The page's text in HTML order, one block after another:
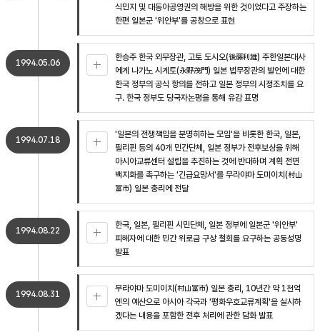
식민지 및 대동아공영권의 해방을 위한 것이었다고 주장하는
한편 일본군 '위안부'를 공창으로 표현
1994.05.06
한승주 한국 외무장관, 고토 도시오(後藤利雄) 주한일본대사
에게 나가노 시게토(永野茂門) 일본 법무장관의 발언에 대한
한국 정부의 공식 항의를 전하고 일본 정부의 시정조치를 요
구. 한국 정부도 당국자논평을 통해 유감 표명
1994.07.18
'일본의 전쟁책임을 분명히하는 모임'을 비롯한 한국, 일본,
필리핀 등의 40개 민간단체, 일본 정부가 전후보상을 위해
아시아교류센터 설립을 추진하는 것에 반대하며 계획 전면
백지화를 촉구하는 '긴급요망서'를 무라야마 도미이치(村山
富市) 일본 총리에 전달
1994.08.22
한국, 일본, 필리핀 시민단체, 일본 정부에 일본군 '위안부'
피해자에 대한 민간 위로금 구상 철회를 요구하는 공동성명
발표
1994.08.31
무라야마 도미이치(村山富市) 일본 총리, 10년간 약 1천억
엔의 예산으로 아시아 각국과 '평화우호교류계획'을 실시하
겠다는 내용을 포함한 전후 처리에 관한 담화 발표